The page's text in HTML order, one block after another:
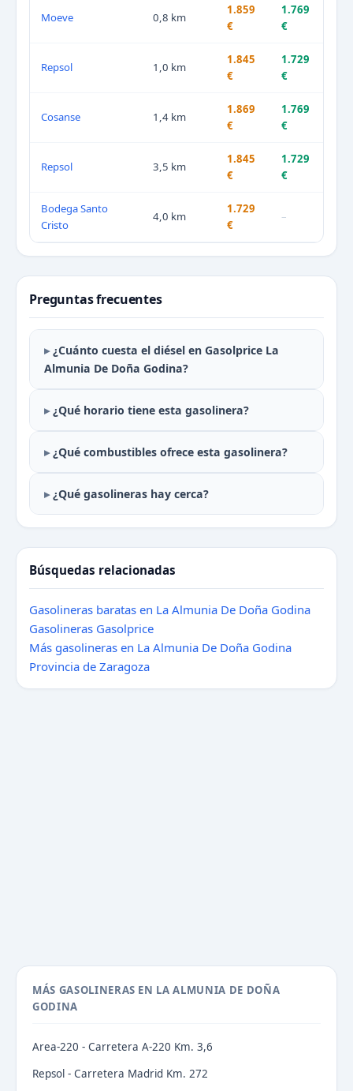
Moeve 0,8 km
1.859
€
1.769
€
Repsol 1,0 km
1.845
€
1.729
€
Cosanse 1,4 km
1.869
€
1.769
€
Repsol 3,5 km
1.845
€
1.729
€
Bodega Santo
Cristo
4,0 km
1.729
€
–
Preguntas frecuentes
¿Cuánto cuesta el diésel en Gasolprice La
Almunia De Doña Godina?
¿Qué horario tiene esta gasolinera?
¿Qué combustibles ofrece esta gasolinera?
¿Qué gasolineras hay cerca?
Búsquedas relacionadas
Gasolineras baratas en La Almunia De Doña Godina
Gasolineras Gasolprice
Más gasolineras en La Almunia De Doña Godina
Provincia de Zaragoza
MÁS GASOLINERAS EN LA ALMUNIA DE DOÑA
GODINA
Area-220 - Carretera A-220 Km. 3,6
Repsol - Carretera Madrid Km. 272